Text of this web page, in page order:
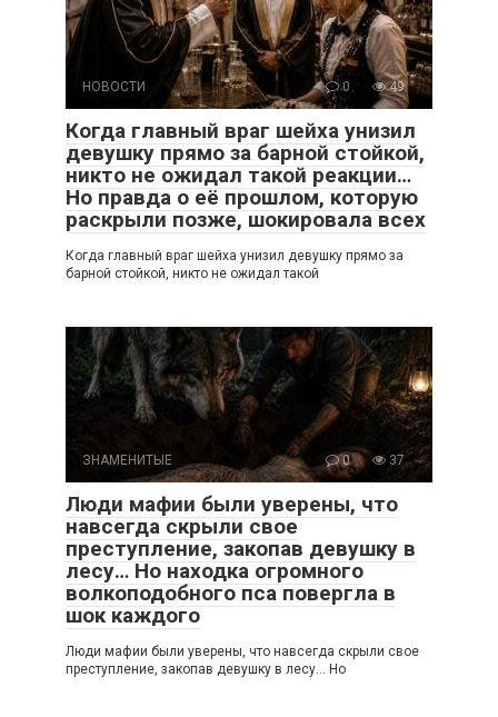
НОВОСТИ 0 49
Когда главный враг шейха унизил
девушку прямо за барной стойкой,
никто не ожидал такой реакции…
Но правда о её прошлом, которую
раскрыли позже, шокировала всех
Когда главный враг шейха унизил девушку прямо за
барной стойкой, никто не ожидал такой
ЗНАМЕНИТЫЕ 0 37
Люди мафии были уверены, что
навсегда скрыли свое
преступление, закопав девушку в
лесу… Но находка огромного
волкоподобного пса повергла в
шок каждого
Люди мафии были уверены, что навсегда скрыли свое
преступление, закопав девушку в лесу… Но